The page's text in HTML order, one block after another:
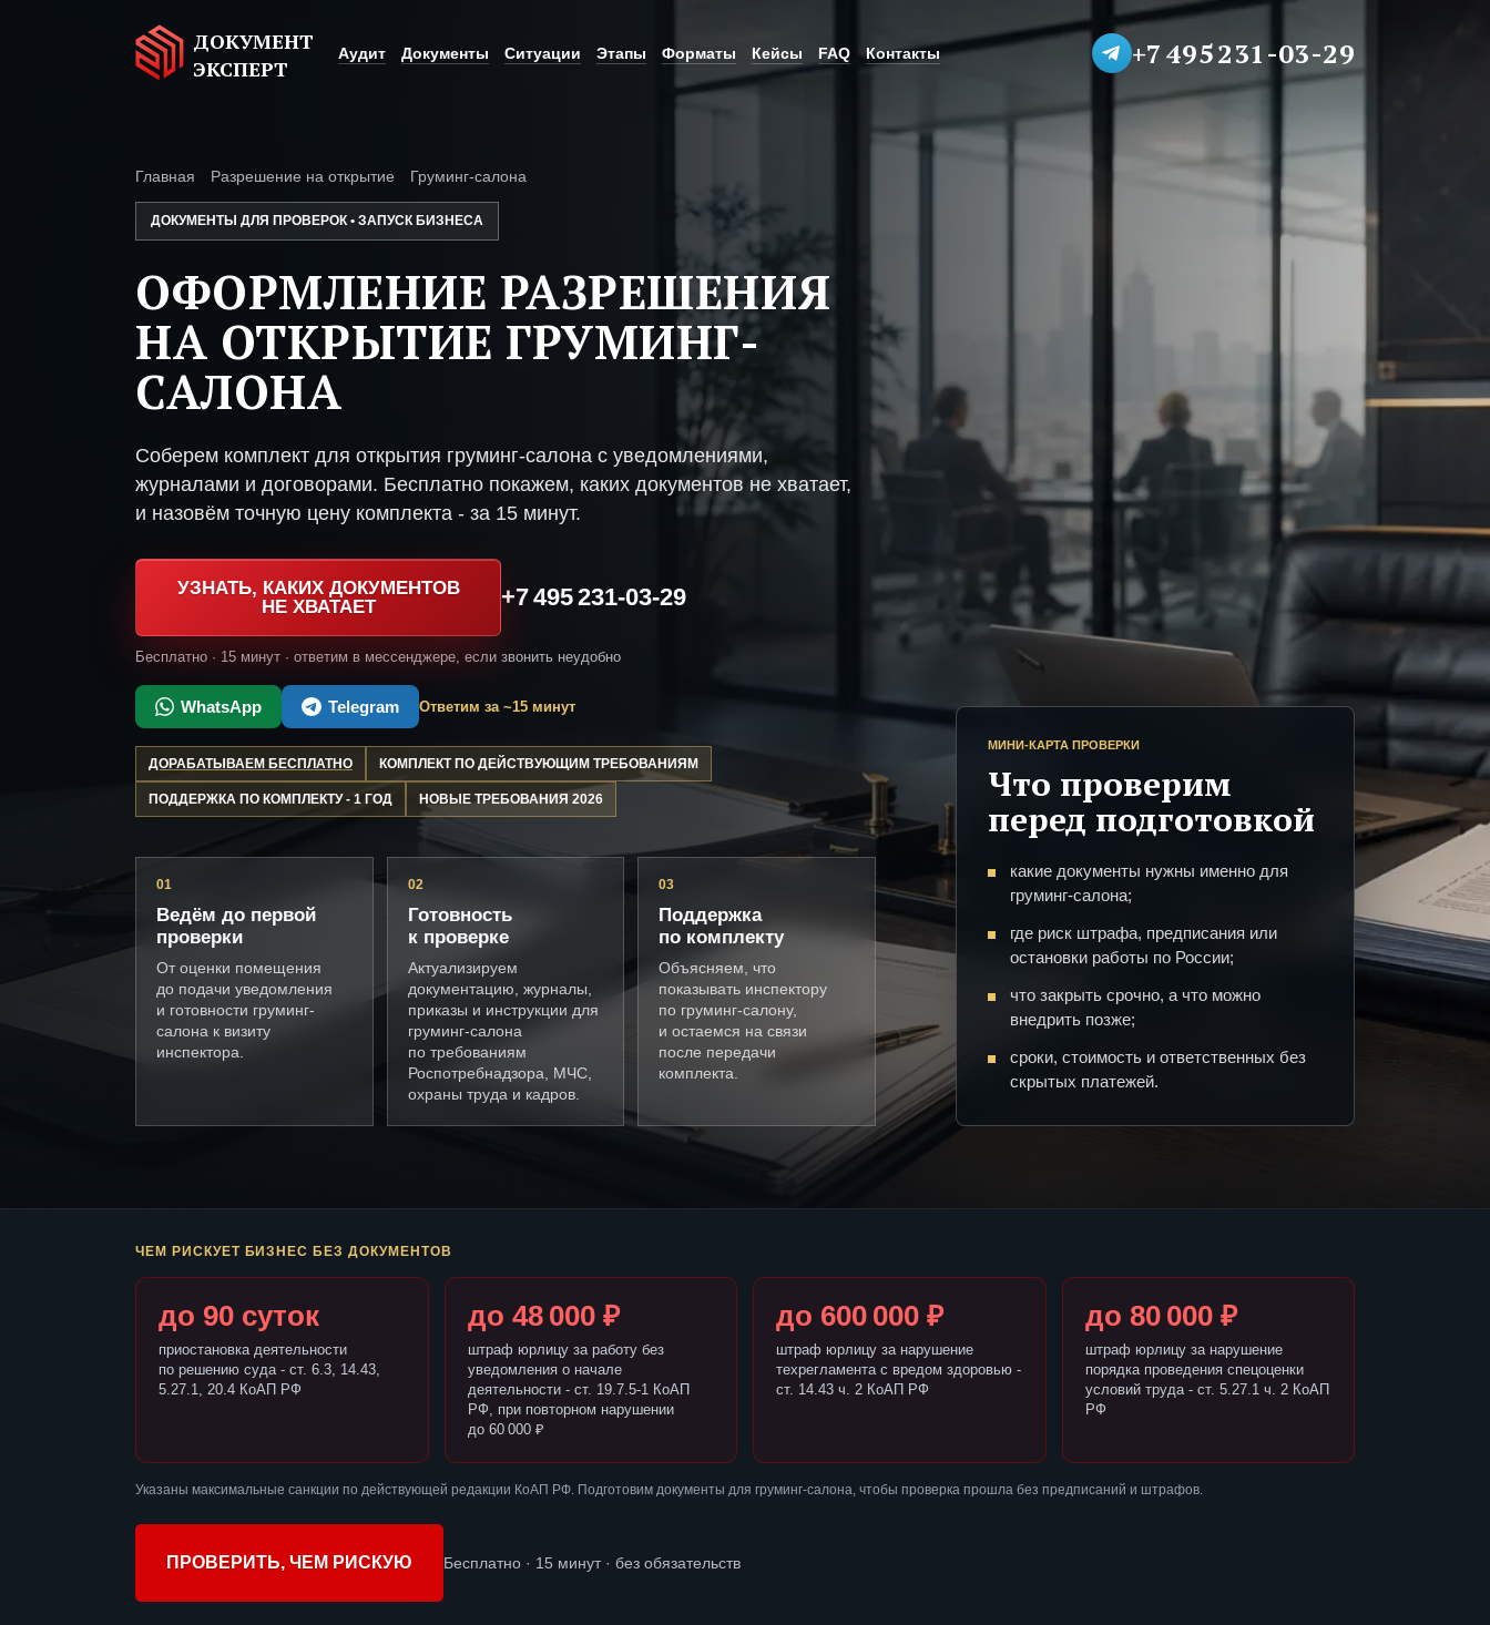
ДОКУМЕНТ
ЭКСПЕРТ
Аудит Документы Ситуации Этапы Форматы Кейсы FAQ Контакты +7 495 231-03-29
Главная Разрешение на открытие Груминг-салона
ДОКУМЕНТЫ ДЛЯ ПРОВЕРОК • ЗАПУСК БИЗНЕСА
ОФОРМЛЕНИЕ РАЗРЕШЕНИЯ
НА ОТКРЫТИЕ ГРУМИНГ-
САЛОНА
Соберем комплект для открытия груминг-салона с уведомлениями,
журналами и договорами. Бесплатно покажем, каких документов не хватает,
и назовём точную цену комплекта - за 15 минут.
УЗНАТЬ, КАКИХ ДОКУМЕНТОВ
НЕ ХВАТАЕТ
+7 495 231-03-29
Бесплатно · 15 минут · ответим в мессенджере, если звонить неудобно
WhatsApp Telegram Ответим за ~15 минут
ДОРАБАТЫВАЕМ БЕСПЛАТНО КОМПЛЕКТ ПО ДЕЙСТВУЮЩИМ ТРЕБОВАНИЯМ
ПОДДЕРЖКА ПО КОМПЛЕКТУ - 1 ГОД НОВЫЕ ТРЕБОВАНИЯ 2026
01
Ведём до первой
проверки
От оценки помещения
до подачи уведомления
и готовности груминг-
салона к визиту
инспектора.
02
Готовность
к проверке
Актуализируем
документацию, журналы,
приказы и инструкции для
груминг-салона
по требованиям
Роспотребнадзора, МЧС,
охраны труда и кадров.
03
Поддержка
по комплекту
Объясняем, что
показывать инспектору
по груминг-салону,
и остаемся на связи
после передачи
комплекта.
МИНИ-КАРТА ПРОВЕРКИ
Что проверим
перед подготовкой
какие документы нужны именно для
груминг-салона;
где риск штрафа, предписания или
остановки работы по России;
что закрыть срочно, а что можно
внедрить позже;
сроки, стоимость и ответственных без
скрытых платежей.
ЧЕМ РИСКУЕТ БИЗНЕС БЕЗ ДОКУМЕНТОВ
до 90 суток
приостановка деятельности
по решению суда - ст. 6.3, 14.43,
5.27.1, 20.4 КоАП РФ
до 48 000 ₽
штраф юрлицу за работу без
уведомления о начале
деятельности - ст. 19.7.5-1 КоАП
РФ, при повторном нарушении
до 60 000 ₽
до 600 000 ₽
штраф юрлицу за нарушение
техрегламента с вредом здоровью -
ст. 14.43 ч. 2 КоАП РФ
до 80 000 ₽
штраф юрлицу за нарушение
порядка проведения спецоценки
условий труда - ст. 5.27.1 ч. 2 КоАП
РФ
Указаны максимальные санкции по действующей редакции КоАП РФ. Подготовим документы для груминг-салона, чтобы проверка прошла без предписаний и штрафов.
ПРОВЕРИТЬ, ЧЕМ РИСКУЮ Бесплатно · 15 минут · без обязательств